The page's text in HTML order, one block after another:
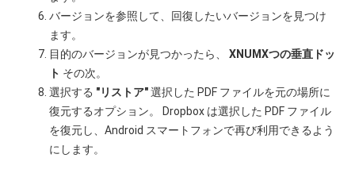
バージョンを参照して、回復したいバージョンを見つけ
ます。
目的のバージョンが見つかったら、
XNUMXつの垂直ドッ
ト その次。
選択する "リストア"選択した PDF ファイルを元の場所に
復元するオプション。 Dropbox は選択した PDF ファイル
を復元し、Android スマートフォンで再び利用できるよう
にします。